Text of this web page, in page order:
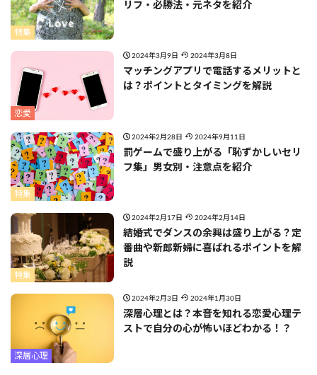
特集
リフ・必勝法・元ネタを紹介
恋愛
2024年3月9日 2024年3月8日
マッチングアプリで電話するメリットと
は？ポイントとタイミングを解説
特集
2024年2月28日 2024年9月11日
罰ゲームで盛り上がる「恥ずかしいセリ
フ集」男女別・注意点を紹介
特集
2024年2月17日 2024年2月14日
結婚式でダンスの余興は盛り上がる？定
番曲や新郎新婦に喜ばれるポイントを解
説
深層心理
2024年2月3日 2024年1月30日
深層心理とは？本音を知れる恋愛心理テ
ストで自分の心が怖いほどわかる！？